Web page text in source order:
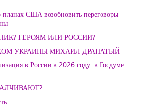
планах США возобновить переговоры
ГЕРОЯМ ИЛИ РОССИИ?
УКРАИНЫ МИХАИЛ ДРАПАТЫЙ
в России в 2026 году: в Госдуме